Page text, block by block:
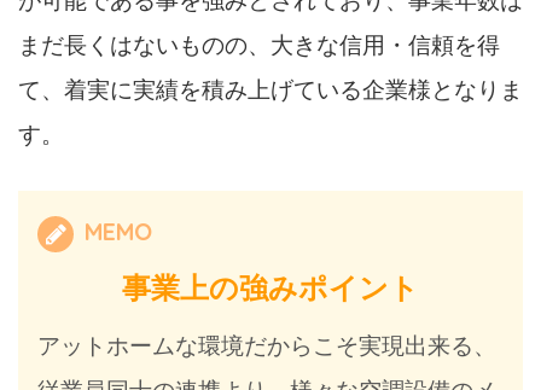
まだ長くはないものの、大きな信用・信頼を得
て、着実に実績を積み上げている企業様となりま
す。
MEMO
事業上の強みポイント
アットホームな環境だからこそ実現出来る、